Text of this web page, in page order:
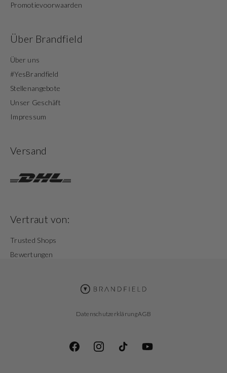
Promotievoorwaarden
Über Brandfield
Über uns
#YesBrandfield
Stellenangebote
Unser Geschäft
Impressum
Versand
Vertraut von:
Trusted Shops
Bewertungen
DatenschutzerklärungAGB
FacebookInstagramTikTok YouTube